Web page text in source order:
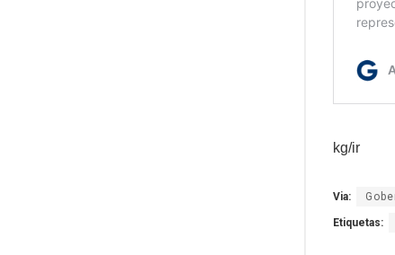
kg/ir
Via:
Etiquetas: